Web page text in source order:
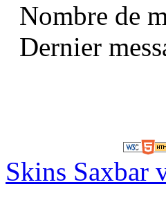
Nombre de
Dernier
Skins Saxbar